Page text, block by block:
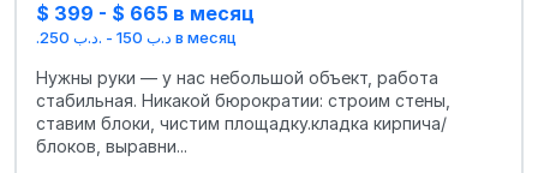
$ 399 - $ 665 в месяц
.د.ب 150 - .د.ب 250 в месяц
Нужны руки — у нас небольшой объект, работа
стабильная. Никакой бюрократии: строим стены,
ставим блоки, чистим площадку.кладка кирпича/
блоков, выравни...